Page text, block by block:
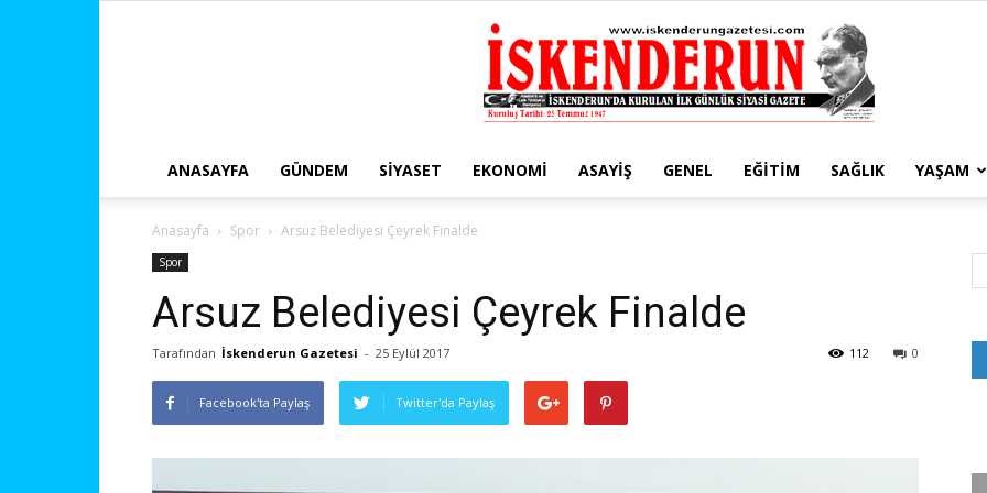
ANASAYFA GÜNDEM SIYASET EKONOMI ASAYIŞ GENEL EĞITIM SAĞLIK YAŞAM
Anasayfa Spor Arsuz Belediyesi Çeyrek Finalde
Spor
Arsuz Belediyesi Çeyrek Finalde
Tarafından İskenderun Gazetesi - 25 Eylül 2017 0
112
Facebook'ta Paylaş Twitter'da Paylaş